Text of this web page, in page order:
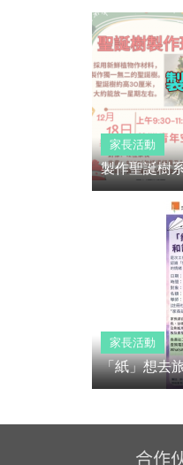
家長活動
製作聖誕樹
家長活動
「紙」想去